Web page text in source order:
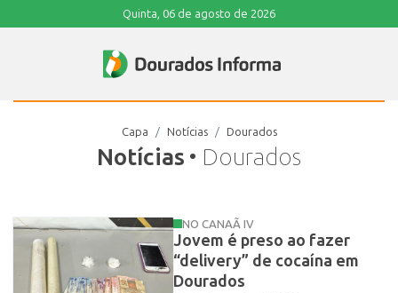
Quinta, 06 de agosto de 2026
Notícias • Dourados
Capa Notícias Dourados
NO CANAÃ IV
Jovem é preso ao fazer
“delivery” de cocaína em
Dourados